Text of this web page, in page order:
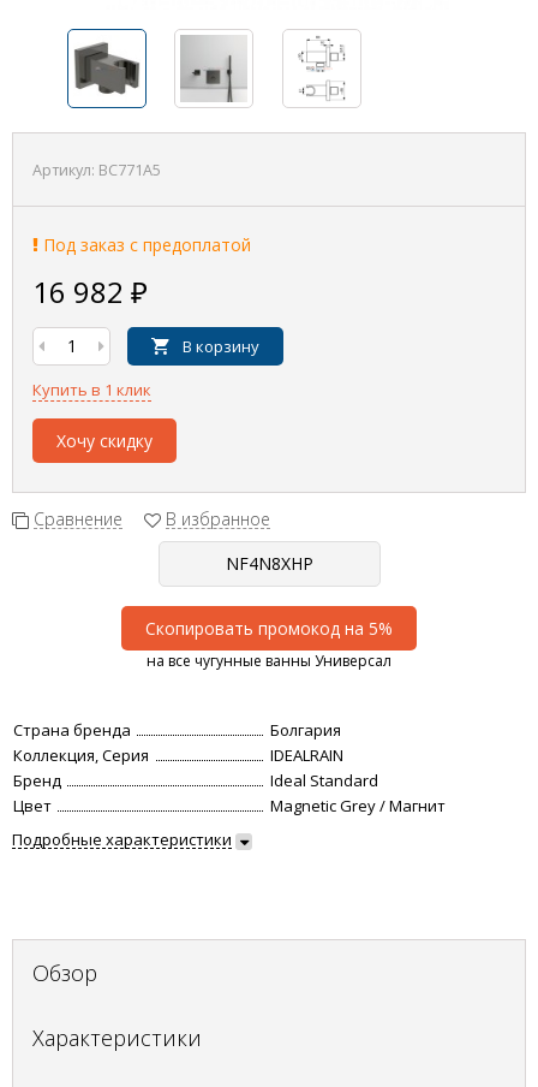
Артикул: BC771A5
Под заказ с предоплатой
16 982 ₽
В корзину
Купить в 1 клик
Хочу скидку
Сравнение В избранное
Скопировать промокод на 5%
на все чугунные ванны Универсал
Страна бренда
Болгария
Коллекция, Серия
IDEALRAIN
Бренд
Ideal Standard
Цвет
Magnetic Grey / Магнит
Подробные характеристики
Обзор
Характеристики